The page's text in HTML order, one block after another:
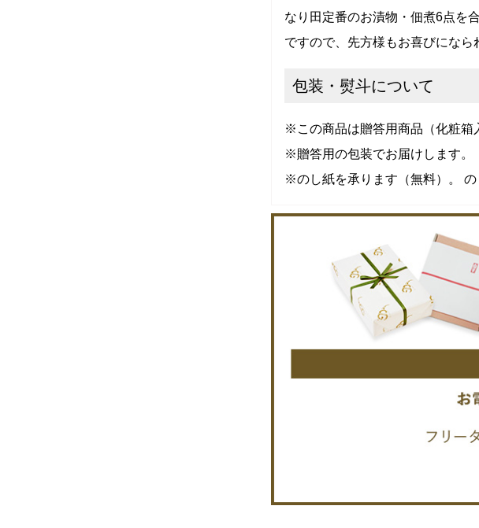
なり田定番のお漬物・佃煮6点を
ですので、先方様もお喜びになら
包装・熨斗について
※この商品は贈答用商品（化粧箱
※贈答用の包装でお届けします。
※のし紙を承ります（無料）。 の